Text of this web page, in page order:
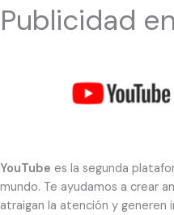
Publicidad
YouTube es la segunda
mundo. Te ayudamos a crear
atraigan la atención y generen